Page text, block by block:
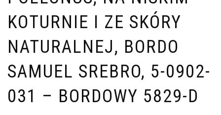
KOTURNIE I ZE SKÓRY
NATURALNEJ, BORDO
SAMUEL SREBRO, 5-0902-
031 – BORDOWY 5829-D